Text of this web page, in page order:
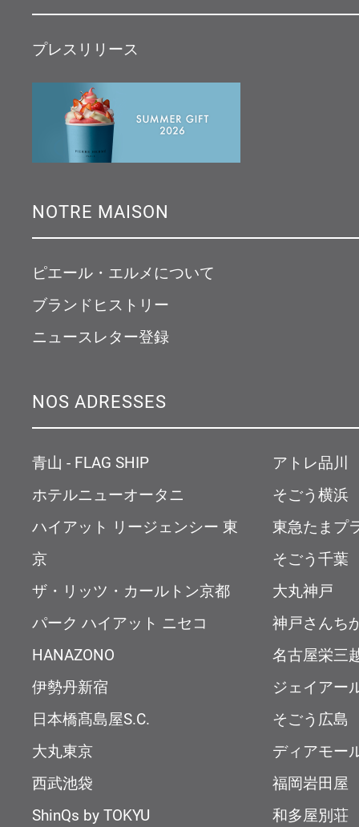
プレスリリース
NOTRE MAISON
ピエール・エルメについて
ブランドヒストリー
ニュースレター登録
NOS ADRESSES
青山 - FLAG SHIP
ホテルニューオータニ
ハイアット リージェンシー 東
京
ザ・リッツ・カールトン京都
パーク ハイアット ニセコ
HANAZONO
伊勢丹新宿
日本橋髙島屋S.C.
大丸東京
西武池袋
ShinQs by TOKYU
アトレ品川
そごう横浜
東急たまプ
そごう千葉
大丸神戸
神戸さんち
名古屋栄三
ジェイアー
そごう広島
ディアモー
福岡岩田屋
和多屋別荘